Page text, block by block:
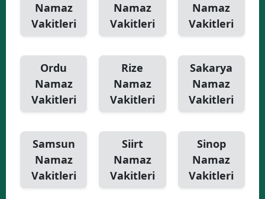
Namaz
Vakitleri
Namaz
Vakitleri
Namaz
Vakitleri
Ordu
Namaz
Vakitleri
Rize
Namaz
Vakitleri
Sakarya
Namaz
Vakitleri
Samsun
Namaz
Vakitleri
Siirt
Namaz
Vakitleri
Sinop
Namaz
Vakitleri